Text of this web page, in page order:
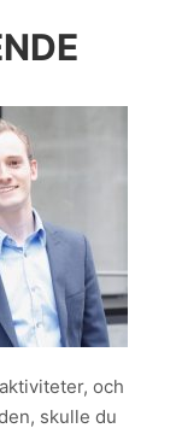
och
skulle du